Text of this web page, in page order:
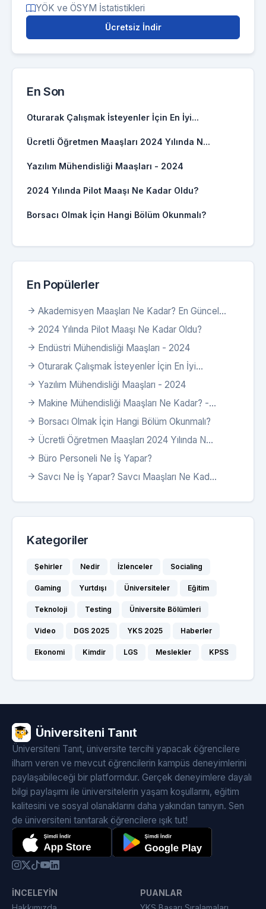
YÖK ve ÖSYM İstatistikleri
Ücretsiz İndir
En Son
Oturarak Çalışmak İsteyenler İçin En İyi...
Ücretli Öğretmen Maaşları 2024 Yılında N...
Yazılım Mühendisliği Maaşları - 2024
2024 Yılında Pilot Maaşı Ne Kadar Oldu?
Borsacı Olmak İçin Hangi Bölüm Okunmalı?
En Popülerler
Akademisyen Maaşları Ne Kadar? En Güncel...
2024 Yılında Pilot Maaşı Ne Kadar Oldu?
Endüstri Mühendisliği Maaşları - 2024
Oturarak Çalışmak İsteyenler İçin En İyi...
Yazılım Mühendisliği Maaşları - 2024
Makine Mühendisliği Maaşları Ne Kadar? -...
Borsacı Olmak İçin Hangi Bölüm Okunmalı?
Ücretli Öğretmen Maaşları 2024 Yılında N...
Büro Personeli Ne İş Yapar?
Savcı Ne İş Yapar? Savcı Maaşları Ne Kad...
Kategoriler
Şehirler Nedir İzlenceler Socialing
Gaming Yurtdışı Üniversiteler Eğitim
Teknoloji Testing Üniversite Bölümleri
Video DGS 2025 YKS 2025 Haberler
Ekonomi Kimdir LGS Meslekler KPSS
Üniversiteni Tanıt
Üniversiteni Tanıt, üniversite tercihi yapacak öğrencilere
ilham veren ve mevcut öğrencilerin kampüs deneyimlerini
paylaşabileceği bir platformdur. Gerçek deneyimlere dayalı
bilgi paylaşımı ile üniversitelerin yaşam koşullarını, eğitim
kalitesini ve sosyal olanaklarını daha yakından tanıyın. Sen
de üniversiteni tanıtarak öğrencilere ışık tut!
İNCELEYIN
PUANLAR